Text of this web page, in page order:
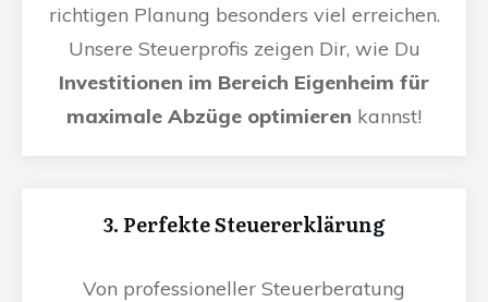
richtigen Planung besonders viel erreichen.
Unsere Steuerprofis zeigen Dir, wie Du
Investitionen im Bereich Eigenheim für
maximale Abzüge optimieren kannst!
3. Perfekte Steuererklärung
Von professioneller Steuerberatung